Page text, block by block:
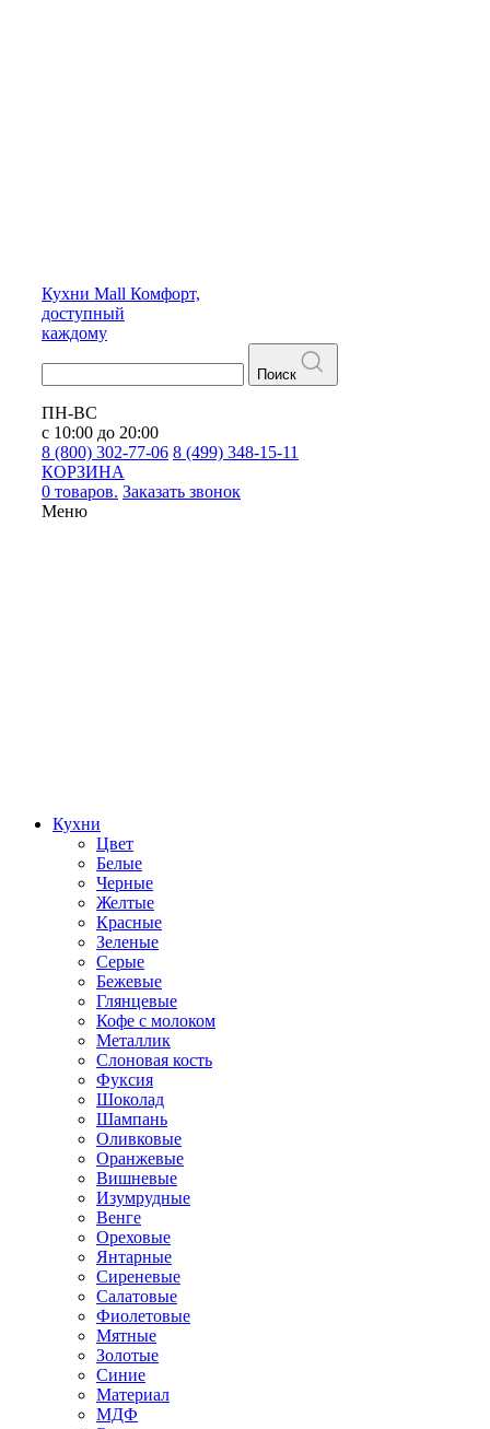
Кухни Mall Комфорт,
доступный
каждому
Поиск
ПН-ВС
с 10:00 до 20:00
8 (800) 302-77-06 8 (499) 348-15-11
КОРЗИНА
0 товаров. Заказать звонок
Меню
Кухни
Цвет
Белые
Черные
Желтые
Красные
Зеленые
Серые
Бежевые
Глянцевые
Кофе с молоком
Металлик
Слоновая кость
Фуксия
Шоколад
Шампань
Оливковые
Оранжевые
Вишневые
Изумрудные
Венге
Ореховые
Янтарные
Сиреневые
Салатовые
Фиолетовые
Мятные
Золотые
Синие
Материал
МДФ